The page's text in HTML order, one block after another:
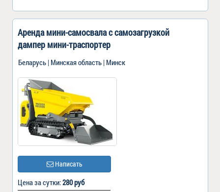
Аренда мини-самосвала с самозагрузкой
дампер мини-траспортер
Беларусь | Минская область | Минск
Написать
Цена за сутки:280 руб